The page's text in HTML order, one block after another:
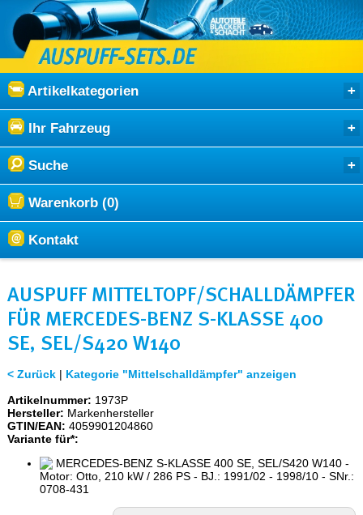
Artikelkategorien
Ihr Fahrzeug
Suche
Warenkorb (0)
Kontakt
AUSPUFF MITTELTOPF/SCHALLDÄMPFER
FÜR MERCEDES-BENZ S-KLASSE 400
SE, SEL/S420 W140
< Zurück| Kategorie "Mittelschalldämpfer" anzeigen
Artikelnummer: 1973P
Hersteller: Markenhersteller
GTIN/EAN: 4059901204860
Variante für*:
MERCEDES-BENZ S-KLASSE 400 SE, SEL/S420 W140 -
Motor: Otto, 210 kW / 286 PS - BJ.: 1991/02 - 1998/10 - SNr.:
0708-431